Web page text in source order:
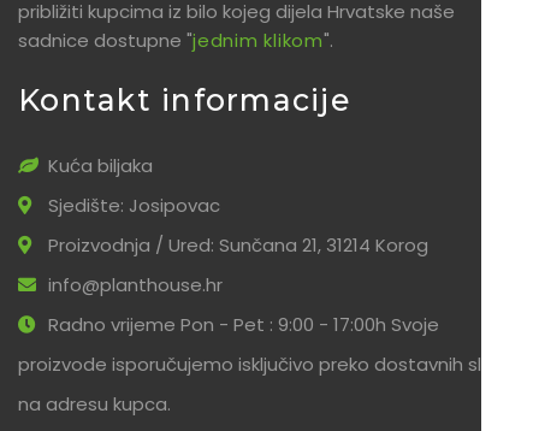
približiti kupcima iz bilo kojeg dijela Hrvatske naše
sadnice dostupne "jednim klikom".
Kontakt informacije
Kuća biljaka
Sjedište: Josipovac
Proizvodnja / Ured: Sunčana 21, 31214 Korog
info@planthouse.hr
Radno vrijeme Pon - Pet : 9:00 - 17:00h Svoje
proizvode isporučujemo isključivo preko dostavnih službi
na adresu kupca.